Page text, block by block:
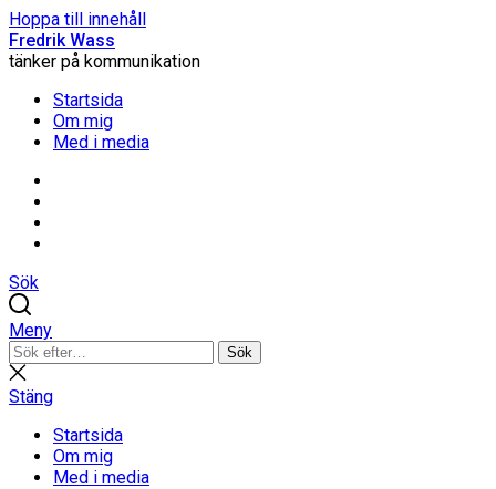
Hoppa till innehåll
Fredrik Wass
tänker på kommunikation
Startsida
Om mig
Med i media
Sök
Meny
Sök
efter:
Sök
Stäng
sökning
Stäng
Startsida
Om mig
Med i media